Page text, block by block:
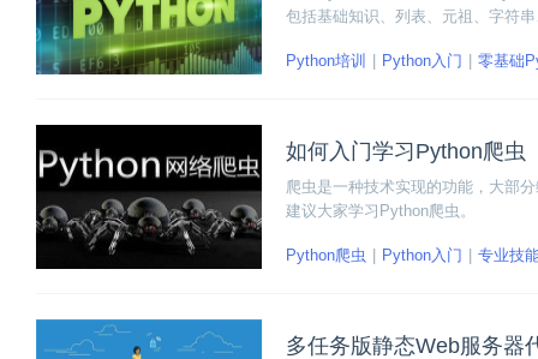
包括基础知识、列表、元祖、字符
Python培训
Python入门 零基础
如何入门学习Python爬虫
爬虫是一种技术实现的功能，大部
建议大家学习Python爬虫。
Python爬虫 Python入门 专业技
多任务版静态Web服务器